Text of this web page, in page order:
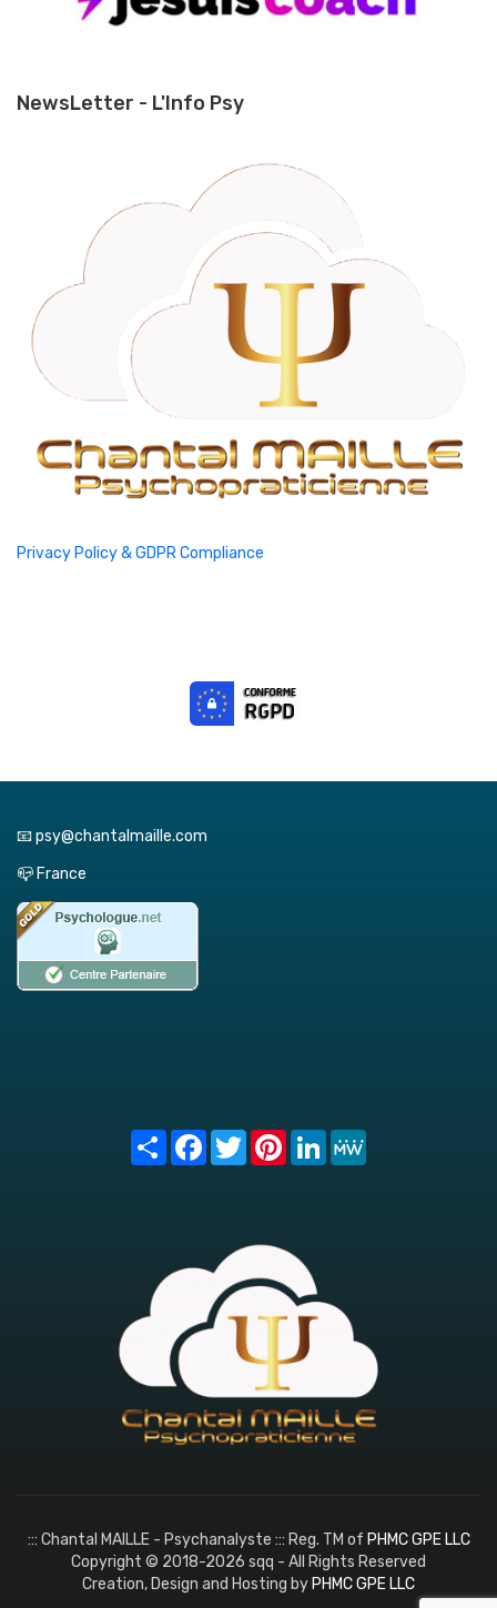
NewsLetter - L'Info Psy
Privacy Policy & GDPR Compliance
📧 psy@chantalmaille.com
📪 France
Share FacebookTwitterPinterest
LinkedIn
::: Chantal MAILLE - Psychanalyste ::: Reg. TM of PHMC GPE LLC
Copyright © 2018-2026 sqq - All Rights Reserved
Creation, Design and Hosting by PHMC GPE LLC